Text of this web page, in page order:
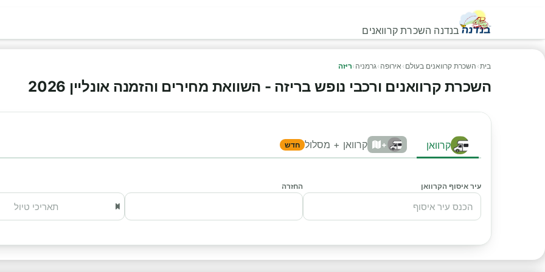
בנדנה השכרת קרוואנים
בית› השכרת קרוואנים בעולם › אירופה ›גרמניה ›ריזה
השכרת קרוואנים ורכבי נופש בריזה - השוואת מחירים והזמנה אונליין 2026
קרוואן + קרוואן + מסלול חדש
עיר איסוף הקרוואן החזרה